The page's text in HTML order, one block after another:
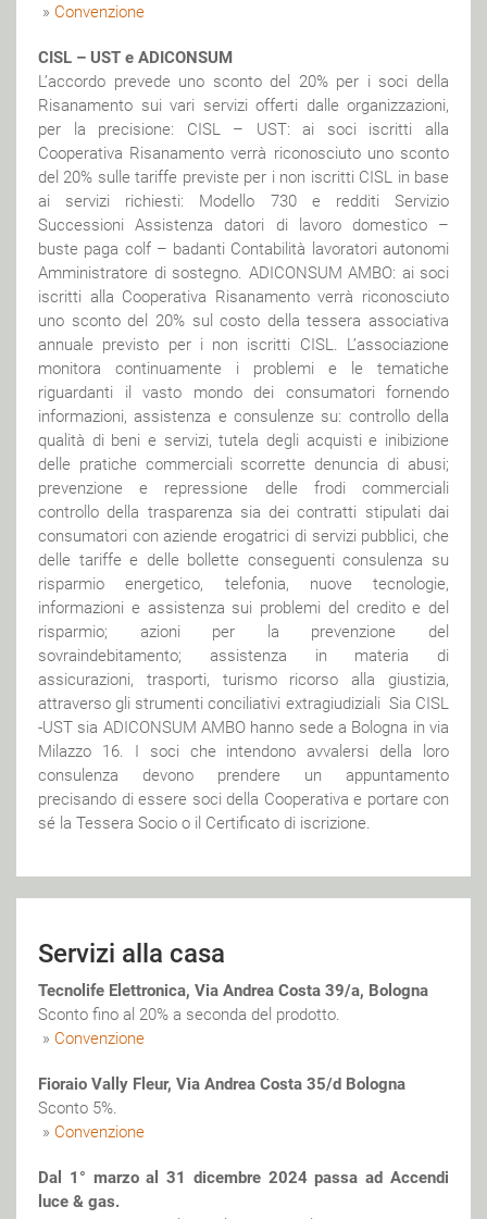
» Convenzione
CISL – UST e ADICONSUM
L’accordo prevede uno sconto del 20% per i soci della
Risanamento sui vari servizi offerti dalle organizzazioni,
per la precisione: CISL – UST: ai soci iscritti alla
Cooperativa Risanamento verrà riconosciuto uno sconto
del 20% sulle tariffe previste per i non iscritti CISL in base
ai servizi richiesti: Modello 730 e redditi Servizio
Successioni Assistenza datori di lavoro domestico –
buste paga colf – badanti Contabilità lavoratori autonomi
Amministratore di sostegno. ADICONSUM AMBO: ai soci
iscritti alla Cooperativa Risanamento verrà riconosciuto
uno sconto del 20% sul costo della tessera associativa
annuale previsto per i non iscritti CISL. L’associazione
monitora continuamente i problemi e le tematiche
riguardanti il vasto mondo dei consumatori fornendo
informazioni, assistenza e consulenze su: controllo della
qualità di beni e servizi, tutela degli acquisti e inibizione
delle pratiche commerciali scorrette denuncia di abusi;
prevenzione e repressione delle frodi commerciali
controllo della trasparenza sia dei contratti stipulati dai
consumatori con aziende erogatrici di servizi pubblici, che
delle tariffe e delle bollette conseguenti consulenza su
risparmio energetico, telefonia, nuove tecnologie,
informazioni e assistenza sui problemi del credito e del
risparmio; azioni per la prevenzione del
sovraindebitamento; assistenza in materia di
assicurazioni, trasporti, turismo ricorso alla giustizia,
attraverso gli strumenti conciliativi extragiudiziali Sia CISL
-UST sia ADICONSUM AMBO hanno sede a Bologna in via
Milazzo 16. I soci che intendono avvalersi della loro
consulenza devono prendere un appuntamento
precisando di essere soci della Cooperativa e portare con
sé la Tessera Socio o il Certificato di iscrizione.
Servizi alla casa
Tecnolife Elettronica, Via Andrea Costa 39/a, Bologna
Sconto fino al 20% a seconda del prodotto.
» Convenzione
Fioraio Vally Fleur, Via Andrea Costa 35/d Bologna
Sconto 5%.
» Convenzione
Dal 1° marzo al 31 dicembre 2024 passa ad Accendi
luce & gas.